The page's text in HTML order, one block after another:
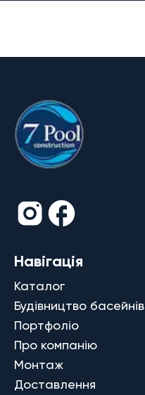
Навігація
Каталог
Будівництво басейнів
Портфоліо
Про компанію
Монтаж
Доставлення